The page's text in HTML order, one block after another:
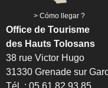
Cómo llegar ?
Office de Tourisme
des Hauts Tolosans
38 rue Victor Hugo
31330 Grenade sur
Tél. : 05 61 82 93 85